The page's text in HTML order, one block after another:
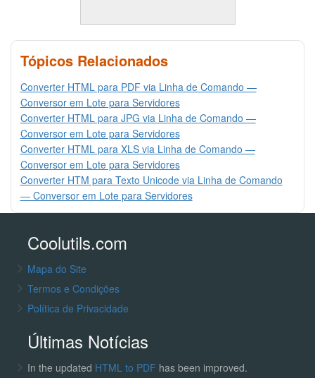
Tópicos Relacionados
Converter HTML para PDF via Linha de Comando —
Conversor em Lote para Servidores
Converter HTML para JPG via Linha de Comando —
Conversor em Lote para Servidores
Converter HTML para XLS via Linha de Comando —
Conversor em Lote para Servidores
Converter HTM para Texto Unicode via Linha de Comando
— Conversor em Lote para Servidores
Coolutils.com
Mapa do Site
Termos e Condições
Política de Privacidade
Últimas Notícias
In the updated HTML to PDF has been improved.